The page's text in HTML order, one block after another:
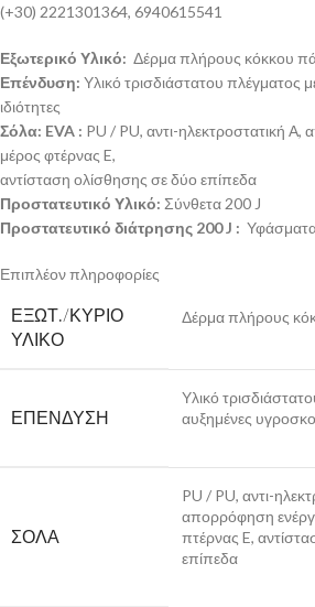
(+30) 2221301364, 6940615541
Εξωτερικό Υλικό: Δέρμα πλήρους κόκκου
Επένδυση: Υλικό τρισδιάστατου πλέγματος
ιδιότητες
Σόλα: EVA : PU / PU, αντι-ηλεκτροστατική Α,
μέρος φτέρνας E,
αντίσταση ολίσθησης σε δύο επίπεδα
Προστατευτικό Υλικό: Σύνθετα 200 J
Προστατευτικό διάτρησης 200 J :
Επιπλέον πληροφορίες
ΕΞΩΤ./ΚΎΡΙΟ
ΥΛΙΚΌ
Δέρμα πλήρους
ΕΠΈΝΔΥΣΗ
Υλικό
αυξημένες
ΣΌΛΑ
PU / PU, αντι-
απορρόφηση
πτέρνας E,
επίπεδα